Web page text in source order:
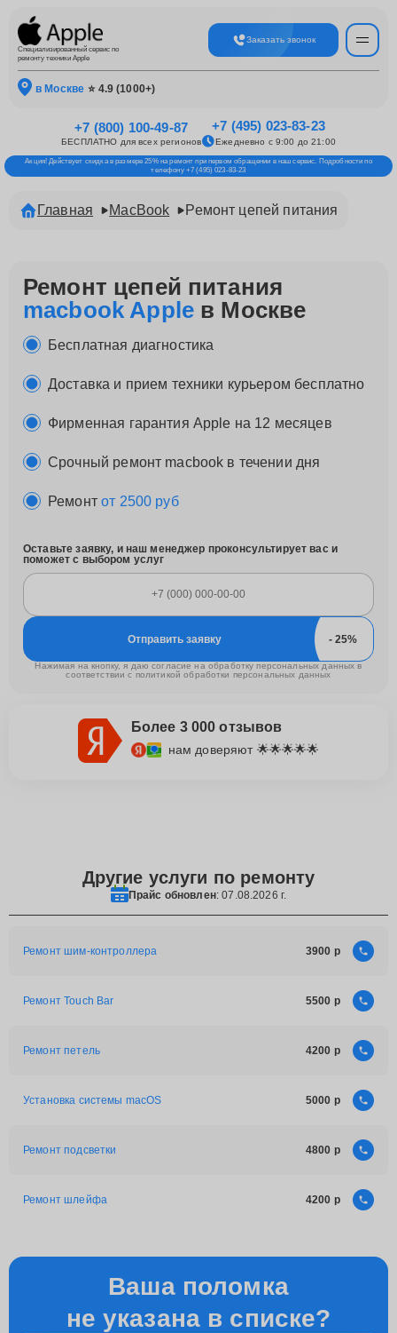
Специализированный сервис по
ремонту техники Apple
Заказать звонок
в Москве ⭐ 4.9 (1000+)
+7 (800) 100-49-87
БЕСПЛАТНО для всех регионов
+7 (495) 023-83-23
Ежедневно с 9:00 до 21:00
Акция! Действует скидка в размере 25% на ремонт при первом обращении в наш сервис. Подробности по
телефону +7 (495) 023-83-23
Главная MacBook Ремонт цепей питания
Ремонт цепей питания
macbook Appleв Москве
Бесплатная диагностика
Доставка и прием техники курьером бесплатно
Фирменная гарантия Apple на 12 месяцев
Срочный ремонт macbook в течении дня
Ремонтот 2500 руб
Оставьте заявку, и наш менеджер проконсультирует вас и
поможет с выбором услуг
Отправить заявку
Нажимая на кнопку, я даю согласие на обработку персональных данных в
соответствии с политикой обработки персональных данных
Более 3 000 отзывов
нам доверяют 🌟🌟🌟🌟🌟
Другие услуги по ремонту
Прайс обновлен: 07.08.2026 г.
Ремонт шим-контроллера 3900
Ремонт Touch Bar 5500
Ремонт петель 4200
Установка системы macOS 5000
Ремонт подсветки 4800
Ремонт шлейфа 4200
Ваша поломка
не указана в списке?